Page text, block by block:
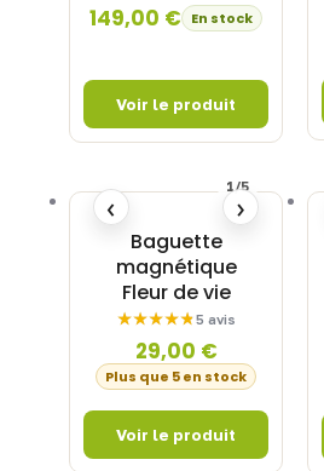
149,00 € En stock
Baguette
magnétique
Fleur de vie
5 avis
29,00 €
Plus que 5 en stock
‹ ›
1/5